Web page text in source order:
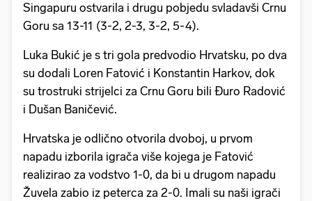
Singapuru ostvarila i drugu pobjedu svladavši Crnu
Goru sa 13-11 (3-2, 2-3, 3-2, 5-4).
Luka Bukić je s tri gola predvodio Hrvatsku, po dva
su dodali Loren Fatović i Konstantin Harkov, dok
su trostruki strijelci za Crnu Goru bili Đuro Radović
i Dušan Baničević.
Hrvatska je odlično otvorila dvoboj, u prvom
napadu izborila igrača više kojega je Fatović
realizirao za vodstvo 1-0, da bi u drugom napadu
Žuvela zabio iz peterca za 2-0. Imali su naši igrači